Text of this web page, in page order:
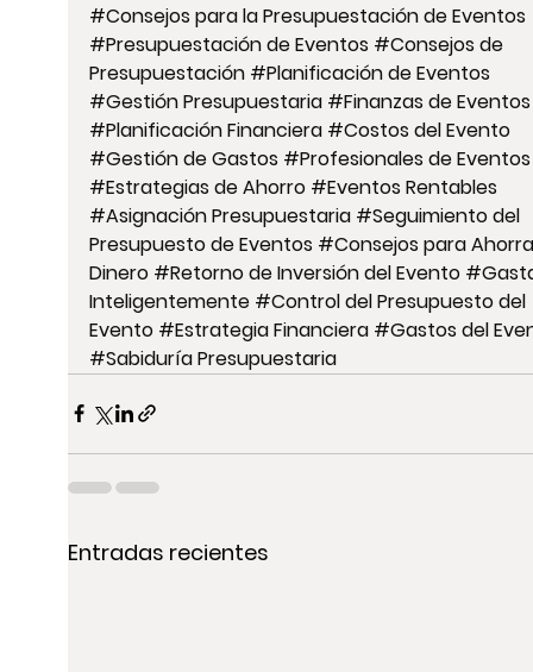
#Consejos para la Presupuestación de Eventos
#Presupuestación de Eventos #Consejos de
Presupuestación #Planificación de Eventos
#Gestión Presupuestaria #Finanzas de
#Planificación Financiera #Costos del Evento
#Gestión de Gastos #Profesionales de
#Estrategias de Ahorro #Eventos Rentables
#Asignación Presupuestaria #Seguimiento del
Presupuesto de Eventos #Consejos para
Dinero #Retorno de Inversión del Evento
Inteligentemente #Control del Presupuesto del
Evento #Estrategia Financiera #Gastos del
#Sabiduría Presupuestaria
Entradas recientes